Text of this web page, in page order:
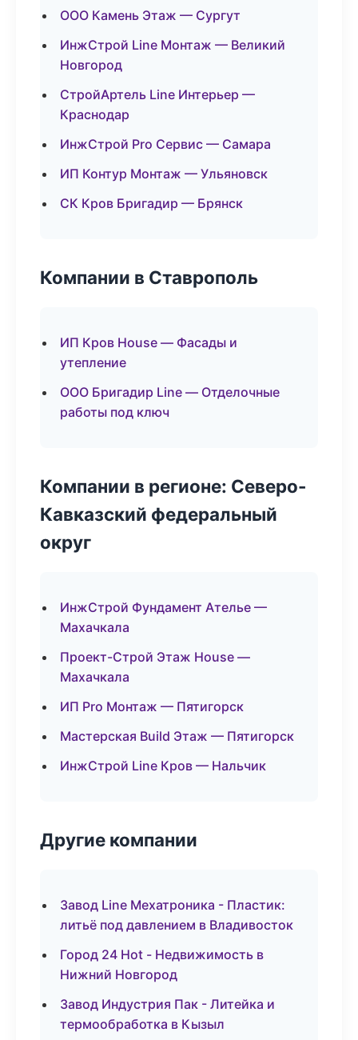
ООО Камень Этаж — Сургут
ИнжСтрой Line Монтаж — Великий
Новгород
СтройАртель Line Интерьер —
Краснодар
ИнжСтрой Pro Сервис — Самара
ИП Контур Монтаж — Ульяновск
СК Кров Бригадир — Брянск
Компании в Ставрополь
ИП Кров House — Фасады и
утепление
ООО Бригадир Line — Отделочные
работы под ключ
Компании в регионе: Северо-
Кавказский федеральный
округ
ИнжСтрой Фундамент Ателье —
Махачкала
Проект-Строй Этаж House —
Махачкала
ИП Pro Монтаж — Пятигорск
Мастерская Build Этаж — Пятигорск
ИнжСтрой Line Кров — Нальчик
Другие компании
Завод Line Мехатроника - Пластик:
литьё под давлением в Владивосток
Город 24 Hot - Недвижимость в
Нижний Новгород
Завод Индустрия Пак - Литейка и
термообработка в Кызыл